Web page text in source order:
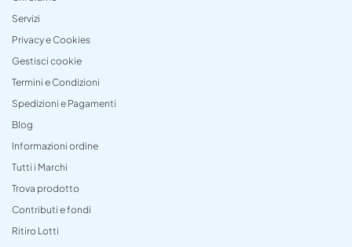
Servizi
Privacy e Cookies
Gestisci cookie
Termini e Condizioni
Spedizioni e Pagamenti
Blog
Informazioni ordine
Tutti i Marchi
Trova prodotto
Contributi e fondi
Ritiro Lotti